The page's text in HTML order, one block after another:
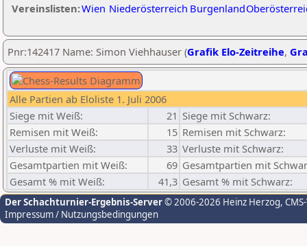
Vereinslisten:Wien Niederösterreich Burgenland
Pnr:142417 Name: Simon Viehhauser (Grafik Elo-Zeitreihe,
Alle Partien ab Eloliste 1. Juli 2006
Siege mit Weiß:
21 Siege mit Schwarz:
Remisen mit Weiß:
15 Remisen mit Schwarz:
Verluste mit Weiß:
33 Verluste mit Schwarz:
Gesamtpartien mit Weiß:
69 Gesamtpartien mit
Gesamt % mit Weiß:
41,3 Gesamt % mit Schwarz:
Der Schachturnier-Ergebnis-Server© 2006-2026 Heinz Herzog,
Impressum / Nutzungsbedingungen